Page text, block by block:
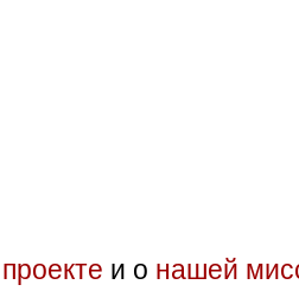
и о нашей